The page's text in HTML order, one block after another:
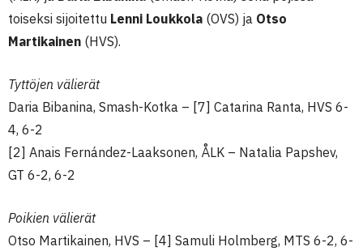
toiseksi sijoitettu Lenni Loukkola (OVS) ja Otso
Martikainen (HVS).
Tyttöjen välierät
Daria Bibanina, Smash-Kotka – [7] Catarina Ranta, HVS 6-
4, 6-2
[2] Anais Fernández-Laaksonen, ÅLK – Natalia Papshev,
GT 6-2, 6-2
Poikien välierät
Otso Martikainen, HVS – [4] Samuli Holmberg, MTS 6-2, 6-